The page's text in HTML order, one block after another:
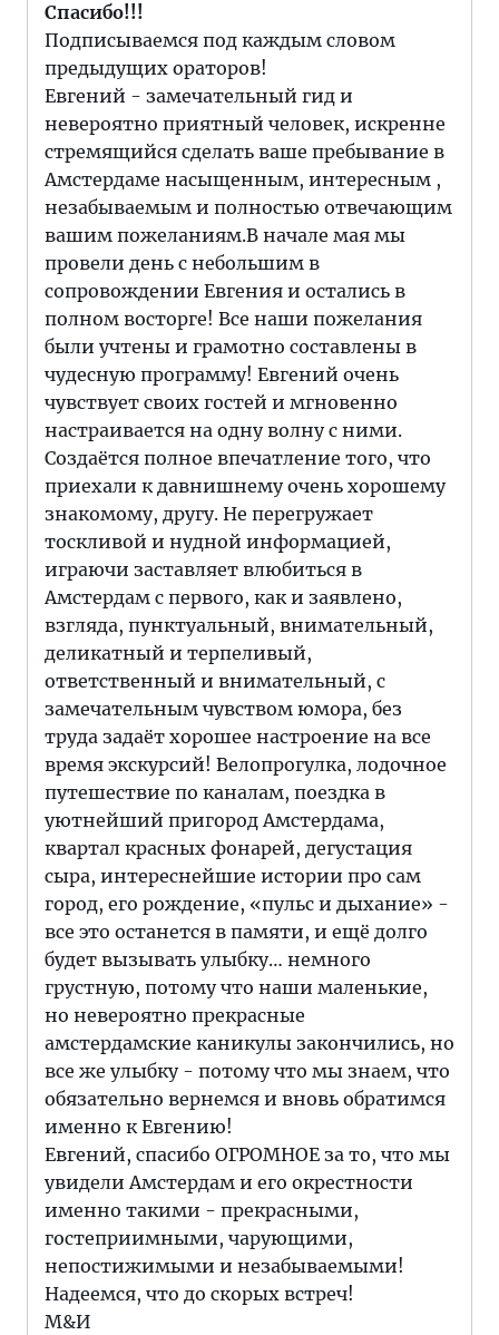
Спасибо!!!
Подписываемся под каждым словом
предыдущих ораторов!
Евгений - замечательный гид и
невероятно приятный человек, искренне
стремящийся сделать ваше пребывание в
Амстердаме насыщенным, интересным ,
незабываемым и полностью отвечающим
вашим пожеланиям.В начале мая мы
провели день с небольшим в
сопровождении Евгения и остались в
полном восторге! Все наши пожелания
были учтены и грамотно составлены в
чудесную программу! Евгений очень
чувствует своих гостей и мгновенно
настраивается на одну волну с ними.
Создаётся полное впечатление того, что
приехали к давнишнему очень хорошему
знакомому, другу. Не перегружает
тоскливой и нудной информацией,
играючи заставляет влюбиться в
Амстердам с первого, как и заявлено,
взгляда, пунктуальный, внимательный,
деликатный и терпеливый,
ответственный и внимательный, с
замечательным чувством юмора, без
труда задаёт хорошее настроение на все
время экскурсий! Велопрогулка, лодочное
путешествие по каналам, поездка в
уютнейший пригород Амстердама,
квартал красных фонарей, дегустация
сыра, интереснейшие истории про сам
город, его рождение, «пульс и дыхание» -
все это останется в памяти, и ещё долго
будет вызывать улыбку… немного
грустную, потому что наши маленькие,
но невероятно прекрасные
амстердамские каникулы закончились, но
все же улыбку - потому что мы знаем, что
обязательно вернемся и вновь обратимся
именно к Евгению!
Евгений, спасибо ОГРОМНОЕ за то, что мы
увидели Амстердам и его окрестности
именно такими - прекрасными,
гостеприимными, чарующими,
непостижимыми и незабываемыми!
Надеемся, что до скорых встреч!
М&И